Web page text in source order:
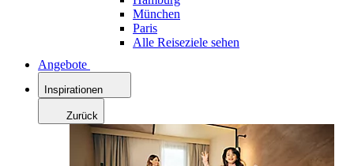
München
Paris
Alle Reiseziele sehen
Angebote
Inspirationen
Zurück